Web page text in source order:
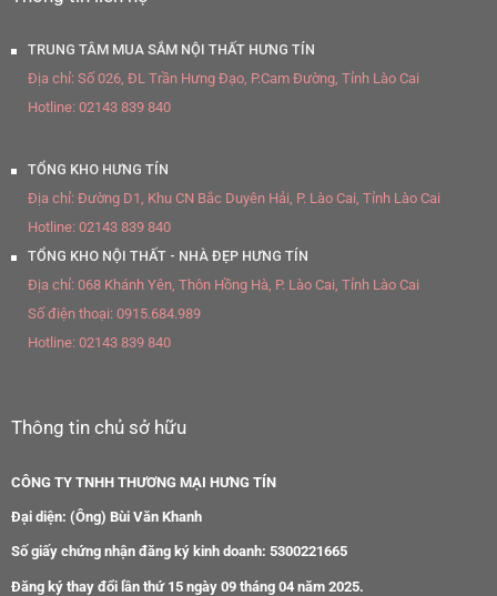
TRUNG TÂM MUA SẮM NỘI THẤT HƯNG TÍN
Địa chỉ: Số 026, ĐL Trần Hưng Đạo, P.Cam Đường, Tỉnh Lào Cai
Hotline: 02143 839 840
TỔNG KHO HƯNG TÍN
Địa chỉ: Đường D1, Khu CN Bắc Duyên Hải, P. Lào Cai, Tỉnh Lào Cai
Hotline: 02143 839 840
TỔNG KHO NỘI THẤT - NHÀ ĐẸP HƯNG TÍN
Địa chỉ: 068 Khánh Yên, Thôn Hồng Hà, P. Lào Cai, Tỉnh Lào Cai
Số điện thoại: 0915.684.989
Hotline: 02143 839 840
Thông tin chủ sở hữu
CÔNG TY TNHH THƯƠNG MẠI HƯNG TÍN
Đại diện: (Ông) Bùi Văn Khanh
Số giấy chứng nhận đăng ký kinh doanh: 5300221665
Đăng ký thay đổi lần thứ 15 ngày 09 tháng 04 năm 2025.